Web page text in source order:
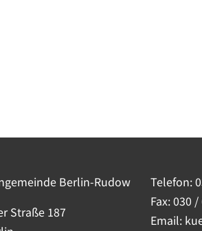
Berlin-Rudow
Straße 187
Telefon:
Fax: 030
Email: